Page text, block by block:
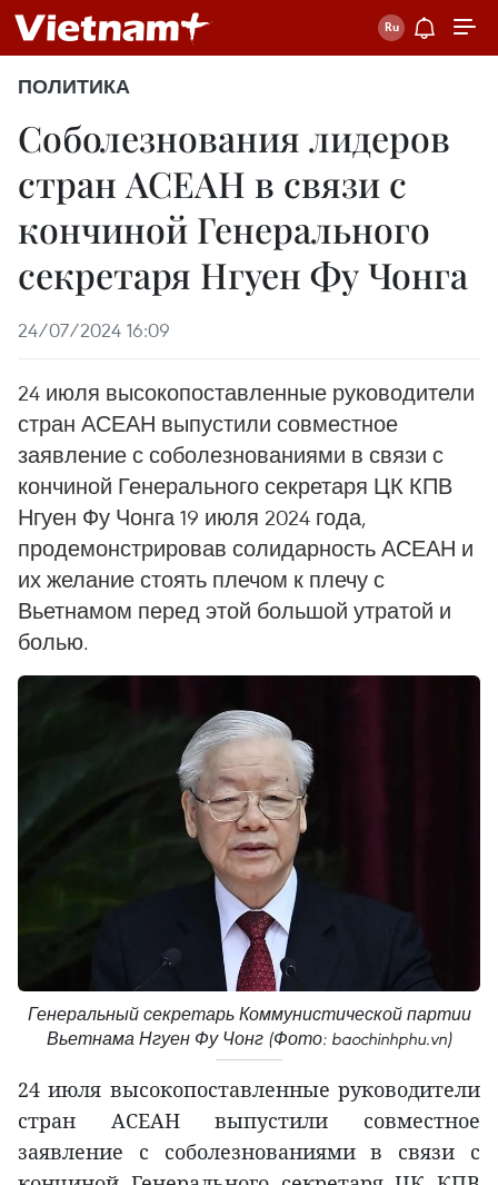
ПОЛИТИКА
Соболезнования лидеров
стран АСЕАН в связи с
кончиной Генерального
секретаря Нгуен Фу Чонга
24/07/2024 16:09
24 июля высокопоставленные руководители
стран АСЕАН выпустили совместное
заявление с соболезнованиями в связи с
кончиной Генерального секретаря ЦК КПВ
Нгуен Фу Чонга 19 июля 2024 года,
продемонстрировав солидарность АСЕАН и
их желание стоять плечом к плечу с
Вьетнамом перед этой большой утратой и
болью.
Генеральный секретарь Коммунистической партии
Вьетнама Нгуен Фу Чонг (Фото: baochinhphu.vn)
24 июля высокопоставленные руководители
стран АСЕАН выпустили совместное
заявление с соболезнованиями в связи с